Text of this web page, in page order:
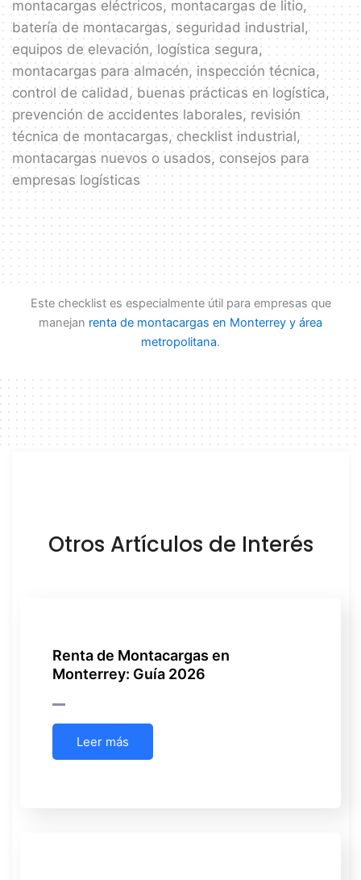
montacargas eléctricos, montacargas de litio,
batería de montacargas, seguridad industrial,
equipos de elevación, logística segura,
montacargas para almacén, inspección técnica,
control de calidad, buenas prácticas en logística,
prevención de accidentes laborales, revisión
técnica de montacargas, checklist industrial,
montacargas nuevos o usados, consejos para
empresas logísticas
Este checklist es especialmente útil para empresas que
manejan renta de montacargas en Monterrey y área
metropolitana.
Otros Artículos de Interés
Renta de Montacargas en
Monterrey: Guía 2026
Leer más